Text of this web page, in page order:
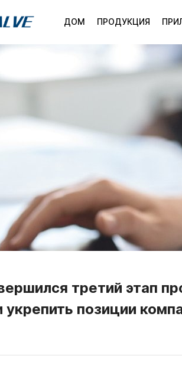
ДОМ ПРОДУКЦИЯ
третий этап
позиции